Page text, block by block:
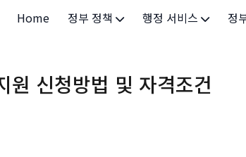
Home 정부 정책
정부 정책
행정 서비스
보조금24
정
원 신청방법 및 자격조건